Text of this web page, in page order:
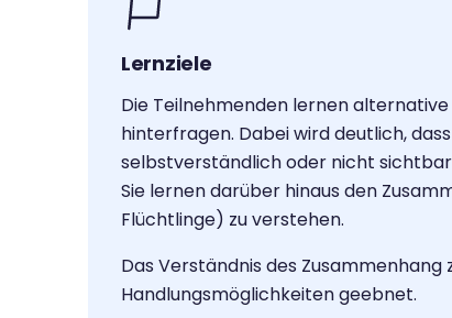
Lernziele
Die Teilnehmenden lernen
hinterfragen. Dabei wird deutlich,
selbstverständlich oder nicht
Sie lernen darüber hinaus den
Flüchtlinge) zu verstehen.
Das Verständnis des
Handlungsmöglichkeiten geebnet.